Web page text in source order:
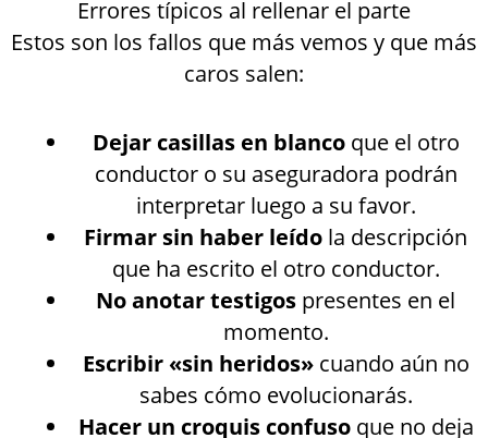
Errores típicos al rellenar el parte
Estos son los fallos que más vemos y que más
caros salen:
Dejar casillas en blancoque el otro
conductor o su aseguradora podrán
interpretar luego a su favor.
Firmar sin haber leído la descripción
que ha escrito el otro conductor.
No anotar testigos presentes en el
momento.
Escribir «sin heridos»cuando aún no
sabes cómo evolucionarás.
Hacer un croquis confusoque no deja